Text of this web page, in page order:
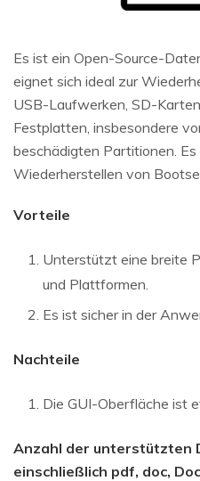
Es ist ein Open-Source-
eignet sich ideal zur
USB-Laufwerken, SD-
Festplatten, insbesondere
beschädigten Partitionen. Es
Wiederherstellen von
Vorteile
Unterstützt eine breite
und Plattformen.
Es ist sicher in der
Nachteile
Die GUI-Oberfläche ist
Anzahl der unterstützten
einschließlich pdf, doc,